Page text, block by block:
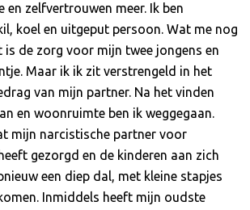
en zelfvertrouwen meer. Ik ben
koel en uitgeput persoon. Wat me nog
is de zorg voor mijn twee jongens en
Maar ik ik zit verstrengeld in het
van mijn partner. Na het vinden
en woonruimte ben ik weggegaan.
mijn narcistische partner voor
gezorgd en de kinderen aan zich
een diep dal, met kleine stapjes
Inmiddels heeft mijn oudste